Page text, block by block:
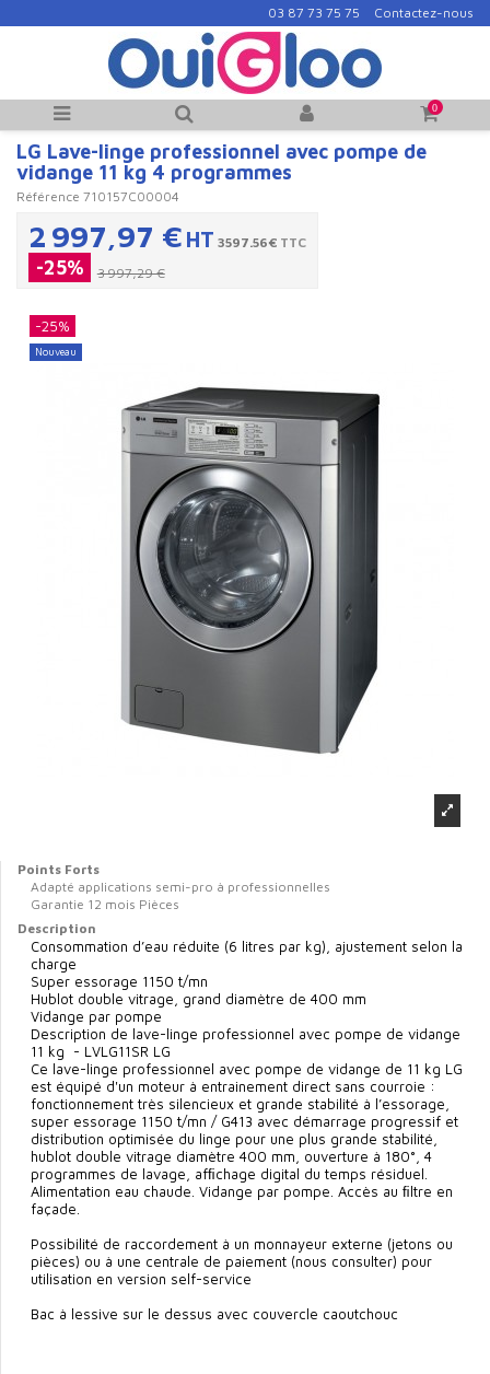
03 87 73 75 75 Contactez-nous
0
LG Lave-linge professionnel avec pompe de
vidange 11 kg 4 programmes
Référence 710157C00004
2 997,97 € HT 3597.56€ TTC
-25% 3 997,29 €
-25%
Nouveau
Points Forts
Adapté applications semi-pro à professionnelles
Garantie 12 mois Pièces
Description
Consommation d’eau réduite (6 litres par kg), ajustement selon la
charge
Super essorage 1150 t/mn
Hublot double vitrage, grand diamètre de 400 mm
Vidange par pompe
Description de lave-linge professionnel avec pompe de vidange
11 kg - LVLG11SR LG
Ce lave-linge professionnel avec pompe de vidange de 11 kg LG
est équipé d'un moteur à entrainement direct sans courroie :
fonctionnement très silencieux et grande stabilité à l’essorage,
super essorage 1150 t/mn / G413 avec démarrage progressif et
distribution optimisée du linge pour une plus grande stabilité,
hublot double vitrage diamètre 400 mm, ouverture à 180°, 4
programmes de lavage, afﬁchage digital du temps résiduel.
Alimentation eau chaude. Vidange par pompe. Accès au ﬁltre en
façade.
Possibilité de raccordement à un monnayeur externe (jetons ou
pièces) ou à une centrale de paiement (nous consulter) pour
utilisation en version self-service
Bac à lessive sur le dessus avec couvercle caoutchouc